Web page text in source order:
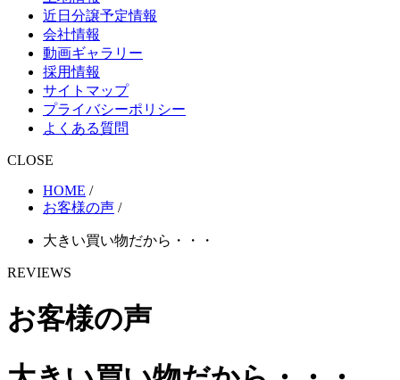
近日分譲予定情報
会社情報
動画ギャラリー
採用情報
サイトマップ
プライバシーポリシー
よくある質問
CLOSE
HOME /
お客様の声 /
大きい買い物だから・・・
REVIEWS
お客様の声